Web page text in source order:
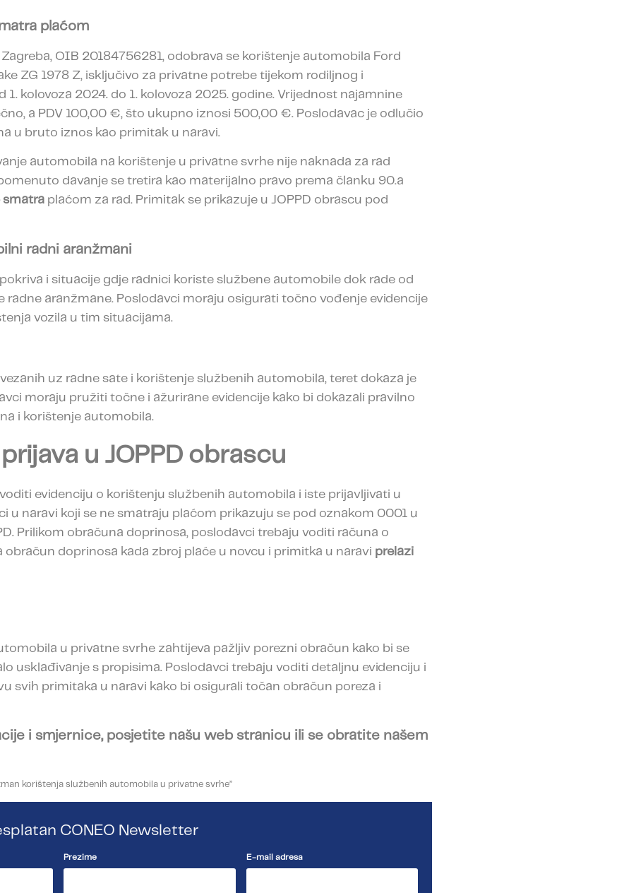
plaćom
OIB 20184756281, odobrava se korištenje automobila Ford
ZG 1978 Z, isključivo za privatne potrebe tijekom rodiljnog i
1. kolovoza 2024. do 1. kolovoza 2025. godine. Vrijednost najamnine
a PDV 100,00 €, što ukupno iznosi 500,00 €. Poslodavac je odlučio
u bruto iznos kao primitak u naravi.
automobila na korištenje u privatne svrhe nije naknada za rad
davanje se tretira kao materijalno pravo prema članku 90.a
smatra plaćom za rad. Primitak se prikazuje u JOPPD obrascu pod
radni aranžmani
i situacije gdje radnici koriste službene automobile dok rade od
radne aranžmane. Poslodavci moraju osigurati točno vođenje evidencije
vozila u tim situacijama.
uz radne sate i korištenje službenih automobila, teret dokaza je
moraju pružiti točne i ažurirane evidencije kako bi dokazali pravilno
i korištenje automobila.
u JOPPD obrascu
evidenciju o korištenju službenih automobila i iste prijavljivati u
u naravi koji se ne smatraju plaćom prikazuju se pod oznakom 0001 u
Prilikom obračuna doprinosa, poslodavci trebaju voditi računa o
obračun doprinosa kada zbroj plaće u novcu i primitka u naravi prelazi
u privatne svrhe zahtijeva pažljiv porezni obračun kako bi se
usklađivanje s propisima. Poslodavci trebaju voditi detaljnu evidenciju i
svih primitaka u naravi kako bi osigurali točan obračun poreza i
i smjernice, posjetite našu web stranicu ili se obratite našem
korištenja službenih automobila u privatne svrhe”
CONEO Newsletter
Prezime E-mail adresa